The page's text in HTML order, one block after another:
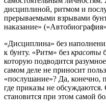
дисциплиной, ритмом и
прерываемыми взрывами
наказание»
«Дисциплина» без
к бунту. «Ритм» без красоты
которую подводится
самом деле не приносит
«послушание»? Да,
где приказы не обсуждаются.
становится при этом самой